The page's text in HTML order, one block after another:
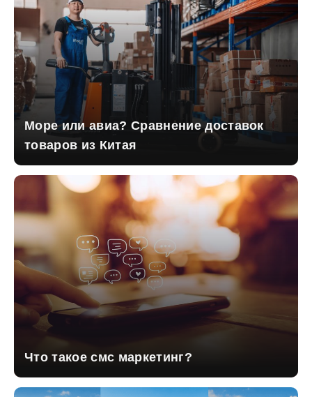
Море или авиа? Сравнение доставок
товаров из Китая
Что такое смс маркетинг?